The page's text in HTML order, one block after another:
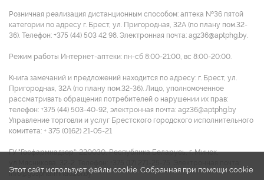
Розничная реализация дистанционным способом: аптека №36 пятой
категории по адресу г. Брест, ул. Пригородная, 32А (по плану пом.32-
36). Телефон: +375 (44) 503 42 98. Электронная почта: agz36@aptphg.by.
Режим работы Интернет-аптеки: пн-сб 8:00-21:00, вс 8:00-20:00.
Книга замечаний и предложений находится по адресу: г. Брест, ул.
Пригородная, 32А (по плану пом.32-36). Лицо, уполномоченное
рассматривать обращения потребителей о нарушении их прав:
телефон: +375 (44) 503-40-92, электронная почта: agz36@aptphg.by
Управление торговли и услуг Брестского городского исполнительного
комитета: + 375 (0162) 21-05-21
ГУ "Госфармнадзор": 220030, Республика Беларусь, г. Минск,
info@gospharmnadzor.by
Этот сайт использует файлы cookie. Собранная при помощи cookie